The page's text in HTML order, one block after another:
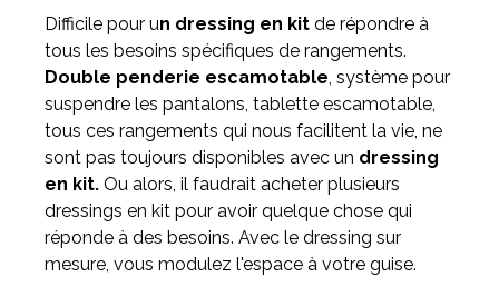
Difficile pour un dressing en kit de répondre à
tous les besoins spécifiques de rangements.
Double penderie escamotable, système pour
suspendre les pantalons, tablette escamotable,
tous ces rangements qui nous facilitent la vie, ne
sont pas toujours disponibles avec un dressing
en kit. Ou alors, il faudrait acheter plusieurs
dressings en kit pour avoir quelque chose qui
réponde à des besoins. Avec le dressing sur
mesure, vous modulez l'espace à votre guise.